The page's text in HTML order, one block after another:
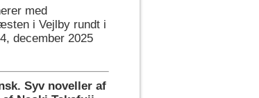
med
i Vejlby rundt i
december 2025
Syv noveller af